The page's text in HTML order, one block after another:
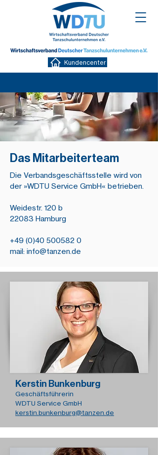
Kundencenter
Das Mitarbeiterteam
Die Verbandsgeschäftsstelle wird von
der »WDTU Service GmbH« betrieben.
Weidestr. 120 b
22083 Hamburg
+49 (0)40 500582 0
mail: info@tanzen.de
Kerstin Bunkenburg
Geschäftsführerin
WDTU Service GmbH
kerstin.bunkenburg@tanzen.de